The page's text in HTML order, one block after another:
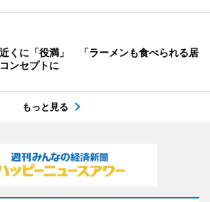
くに「役満」 「ラーメンも食べられる居
ンセプトに
もっと見る